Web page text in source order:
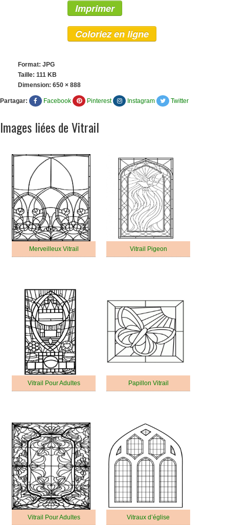
Imprimer
Coloriez en ligne
Format: JPG
Taille: 111 KB
Dimension: 650 × 888
Partagar: Facebook Pinterest Instagram Twitter
Images liées de Vitrail
Merveilleux Vitrail Vitrail Pigeon
Vitrail Pour Adultes Papillon Vitrail
Vitrail Pour Adultes Vitraux d’église